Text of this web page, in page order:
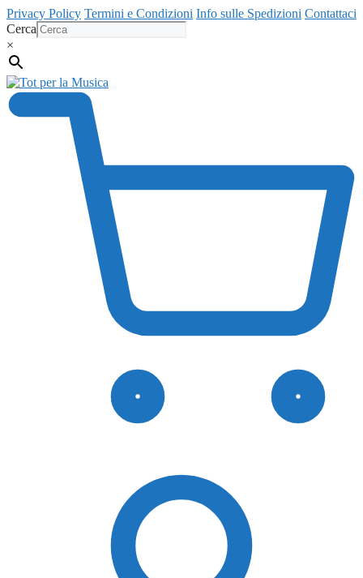
Vai
al
contenuto
Privacy Policy Termini e Condizioni Info sulle Spedizioni Contattaci
Cerca
×